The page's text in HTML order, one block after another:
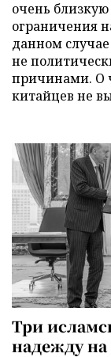
очень близкую
ограничения
данном
не
причинами. О
китайцев не
Три
надежду